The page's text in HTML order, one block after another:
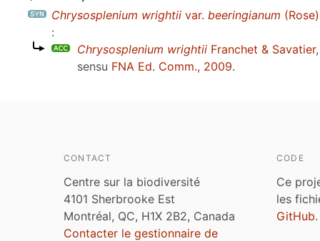
principal
Chrysosplenium wrightii var. beeringianum
:
Chrysosplenium wrightii Franchet & Savatier
sensu FNA Ed. Comm., 2009.
CONTACT
Centre sur la biodiversité
4101 Sherbrooke Est
Montréal, QC, H1X 2B2, Canada
Contacter le gestionnaire de
CODE
Ce
les
GitHub.